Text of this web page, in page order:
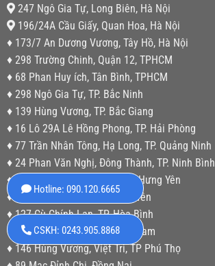
247 Ngô Gia Tự, Long Biên, Hà Nội
196/24A Cầu Giấy, Quan Hoa, Hà Nội
♦ 173/7 An Dương Vương, Tây Hồ, Hà Nội
♦ 298 Trường Chinh, Quận 12, TPHCM
♦ 68 Phan Huy ích, Tân Bình, TPHCM
♦ 298 Ngô Gia Tự, TP. Bắc Ninh
♦ 139 Hùng Vương, TP. Bắc Giang
♦ 16 Lô 29A Lê Hồng Phong, TP. Hải Phòng
♦ 77 Trần Nhân Tông, Hạ Long, TP. Quảng Ninh
♦ 24 Phan Văn Nghị, Đông Thành, TP. Ninh Bình
♦ 112 Điện Biên, P. Lê Lợi, TP. Hưng Yên
♦ 77 Mê Linh, Liên Bảo, Vĩnh Yên
♦ 127 Cù Chính Lan, TP. Hòa Bình
♦ 62 Tân Khai, TP Phủ Lý, Hà Nam
♦ 146 Hùng Vương, Việt Trì, TP Phú Thọ
Hotline: 090.120.6665
CSKH: 0243.905.8868